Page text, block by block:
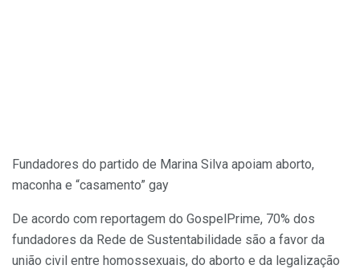
Fundadores do partido de Marina Silva apoiam aborto,
maconha e “casamento” gay
De acordo com reportagem do GospelPrime, 70% dos
fundadores da Rede de Sustentabilidade são a favor da
união civil entre homossexuais, do aborto e da legalização